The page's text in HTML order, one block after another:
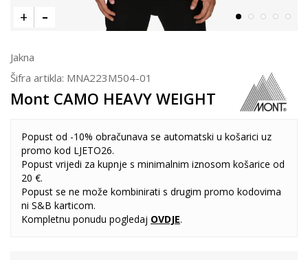
Jakna
Šifra artikla: MNA223M504-01
Mont CAMO HEAVY WEIGHT
Popust od -10% obračunava se automatski u košarici uz
promo kod LJETO26.
Popust vrijedi za kupnje s minimalnim iznosom košarice od
20 €.
Popust se ne može kombinirati s drugim promo kodovima
ni S&B karticom.
Kompletnu ponudu pogledaj OVDJE.